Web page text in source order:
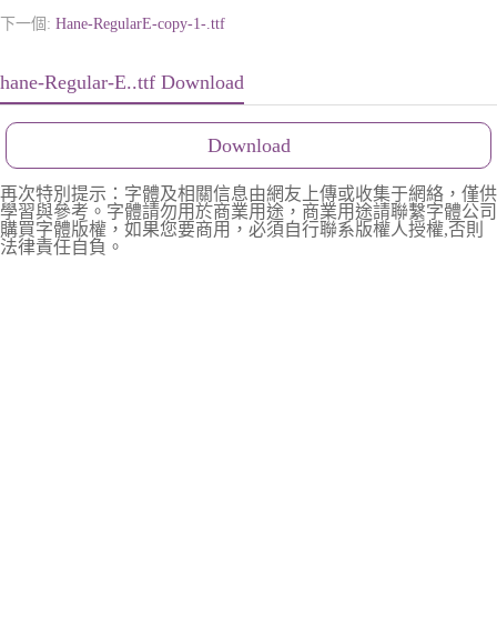
下一個: Hane-RegularE-copy-1-.ttf
hane-Regular-E..ttf Download
Download
再次特別提示：字體及相關信息由網友上傳或收集于網絡，僅供
學習與參考。字體請勿用於商業用途，商業用途請聯繫字體公司
購買字體版權，如果您要商用，必須自行聯系版權人授權,否則
法律責任自負。